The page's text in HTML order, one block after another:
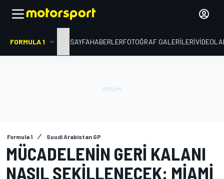
FORMULA 1 ANA SAYFAHABERLERFOTOĞRAF GALERILERI
Formula 1 Suudi Arabistan GP
MÜCADELENIN GERI KALANI
NASIL ŞEKILLENECEK: MIAMI